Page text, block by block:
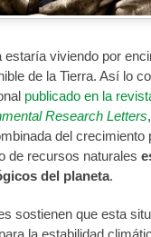
estaría viviendo por
de la Tierra. Así lo
publicado en la
Research Letters
del crecimiento
de recursos naturales
del planeta.
sostienen que esta
la estabilidad